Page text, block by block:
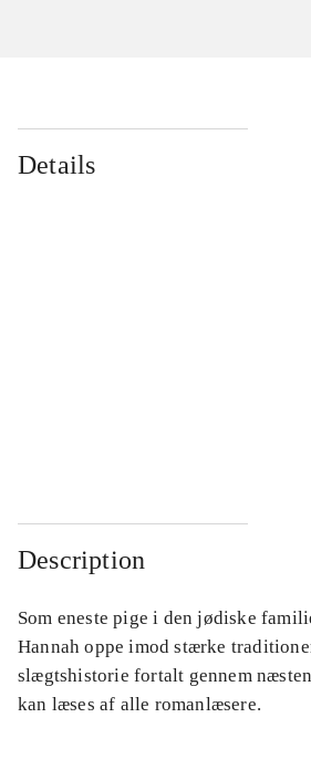
Details
Description
Som eneste pige i den jødiske
Hannah oppe imod stærke
slægtshistorie fortalt gennem
kan læses af alle romanlæsere.